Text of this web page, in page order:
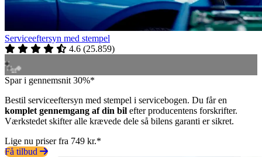
Serviceeftersyn med stempel
4.6 (25.859)
Spar i gennemsnit 30%*
Bestil serviceeftersyn med stempel i servicebogen. Du får en
komplet gennemgang af din bil efter producentens forskrifter.
Værkstedet skifter alle krævede dele så bilens garanti er sikret.
Lige nu priser fra 749 kr.*
Få tilbud